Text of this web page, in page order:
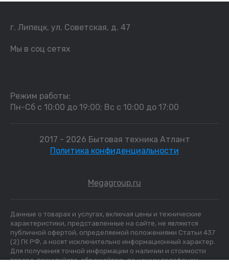
г. Липецк, ул. Советская, д. 47
Мы в соц сетях
Режим работы:
Пн-Сб с 10:00 до 19:00; Вс с 10:00 до 17:00
2017 - 2026 Бытовая техника Атлант
Политика конфиденциальности
Megagroup.ru
Данные о товарах и услугах, включая цены и технические
характеристики, представленные на сайте, не являются
публичной офертой, определяемой положениями Статьи 437
(2) ГК РФ, а носят исключительно информационный характер.
Для получения точной информации о наличии и стоимости
товара, пожалуйста, обращайтесь по нашим телефонам.